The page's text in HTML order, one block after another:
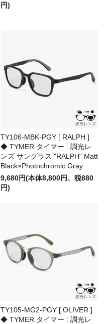
円)
TY106-MBK-PGY [ RALPH ]
◆ TYMER タイマー : 調光レ
ンズ サングラス "RALPH" Matt
Black×Photochromic Gray
9,680円(本体8,800円、税880
円)
TY105-MG2-PGY [ OLIVER ]
◆ TYMER タイマー : 調光レ